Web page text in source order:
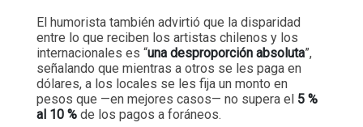
El humorista también advirtió que la disparidad
entre lo que reciben los artistas chilenos y los
internacionales es “una desproporción absoluta”,
señalando que mientras a otros se les paga en
dólares, a los locales se les fija un monto en
pesos que —en mejores casos— no supera el 5 %
al 10 % de los pagos a foráneos.